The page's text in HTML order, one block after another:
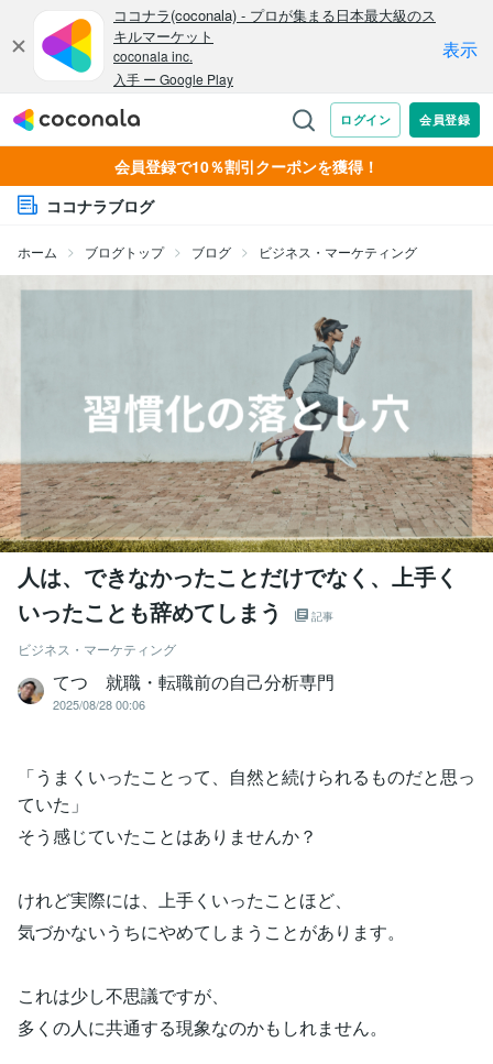
会員登録で10％割引クーポンを獲得！
ココナラブログ
ホーム ブログトップ ブログ ビジネス・マーケティング
人は、できなかったことだけでなく、上手く
いったことも辞めてしまう
記事
ビジネス・マーケティング
てつ 就職・転職前の自己分析専門
2025/08/28 00:06
「うまくいったことって、自然と続けられるものだと思っ
ていた」
そう感じていたことはありませんか？
けれど実際には、上手くいったことほど、
気づかないうちにやめてしまうことがあります。
これは少し不思議ですが、
多くの人に共通する現象なのかもしれません。